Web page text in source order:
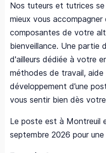
Nos tuteurs et tutrices
mieux vous
composantes de votre
bienveillance. Une partie
d'ailleurs dédiée à votre
méthodes de travail,
développement d’une
vous sentir bien dès
Le poste est à Montreuil
septembre 2026 pour